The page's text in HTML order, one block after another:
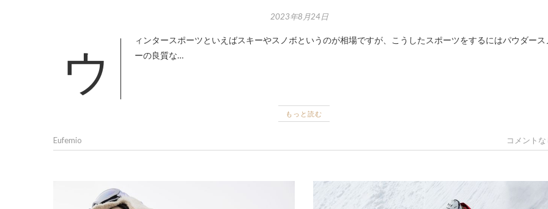
2023年8月24日
ウィンタースポーツといえばスキーやスノボというのが相場ですが、こうしたスポーツをするにはパウダースノ ーの良質な…
もっと読む
Eufemio コメントな